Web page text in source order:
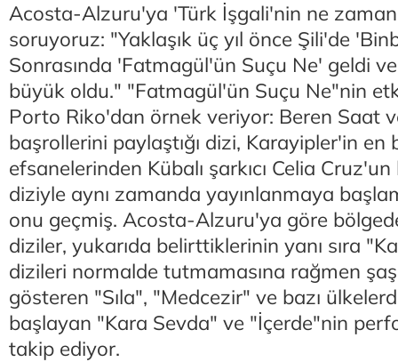
Acosta-Alzuru'ya 'Türk İşgali'nin ne zaman
soruyoruz: "Yaklaşık üç yıl önce Şili'de
Sonrasında 'Fatmagül'ün Suçu Ne' geldi
büyük oldu." "Fatmagül'ün Suçu Ne"nin
Porto Riko'dan örnek veriyor: Beren Saat
başrollerini paylaştığı dizi, Karayipler'in en
efsanelerinden Kübalı şarkıcı Celia
diziyle aynı zamanda yayınlanmaya
onu geçmiş. Acosta-Alzuru'ya göre
diziler, yukarıda belirttiklerinin yanı sıra
dizileri normalde tutmamasına rağmen
gösteren "Sıla", "Medcezir" ve bazı
başlayan "Kara Sevda" ve "İçerde"nin
takip ediyor.